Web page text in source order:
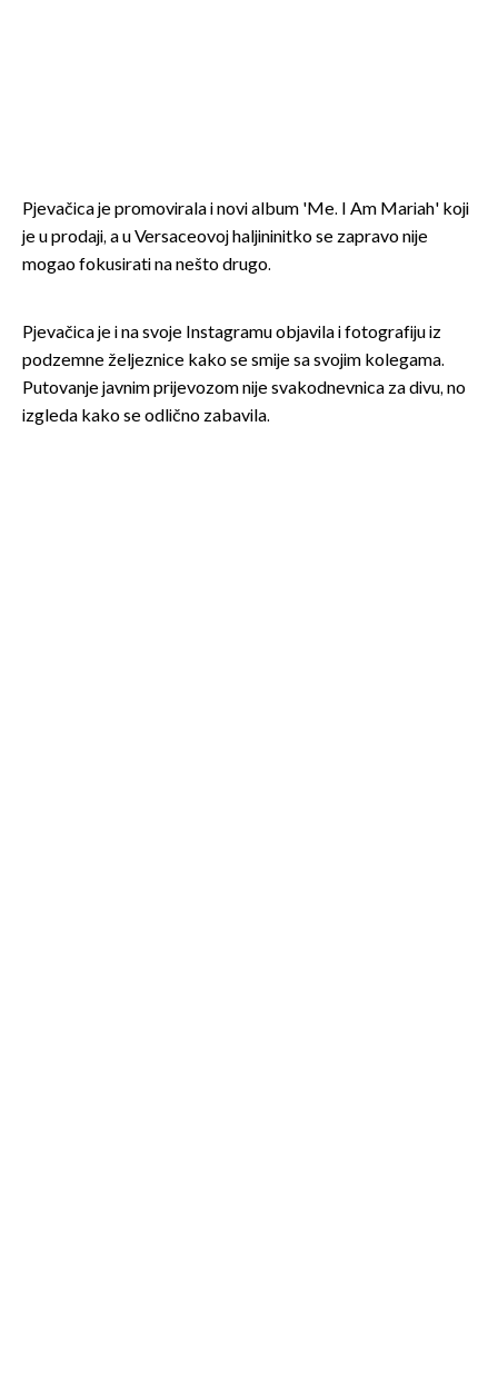
Pjevačica je promovirala i novi album 'Me. I Am Mariah' koji
je u prodaji, a u Versaceovoj haljininitko se zapravo nije
mogao fokusirati na nešto drugo.
Pjevačica je i na svoje Instagramu objavila i fotografiju iz
podzemne željeznice kako se smije sa svojim kolegama.
Putovanje javnim prijevozom nije svakodnevnica za divu, no
izgleda kako se odlično zabavila.